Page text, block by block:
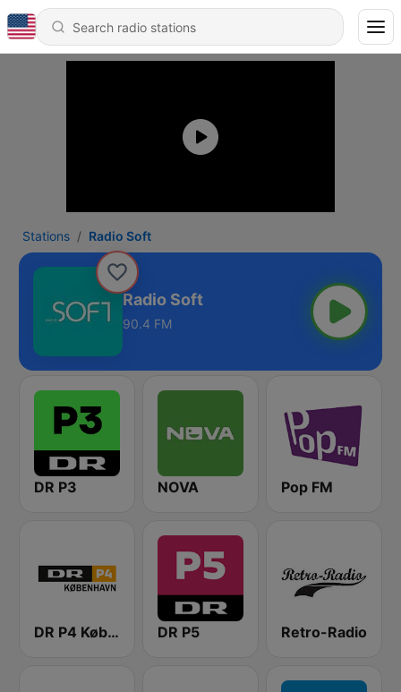
Stations Radio Soft
Radio Soft
90.4 FM
DR P3 NOVA Pop FM
DR P4 København DR P5 Retro-Radio